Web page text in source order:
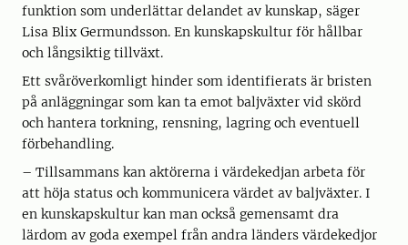
funktion som underlättar delandet av kunskap, säger
Lisa Blix Germundsson. En kunskapskultur för hållbar
och långsiktig tillväxt.
Ett svåröverkomligt hinder som identifierats är bristen
på anläggningar som kan ta emot baljväxter vid skörd
och hantera torkning, rensning, lagring och eventuell
förbehandling.
– Tillsammans kan aktörerna i värdekedjan arbeta för
att höja status och kommunicera värdet av baljväxter. I
en kunskapskultur kan man också gemensamt dra
lärdom av goda exempel från andra länders värdekedjor